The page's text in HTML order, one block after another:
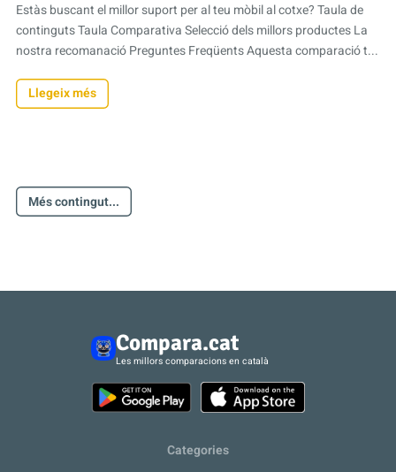
Estàs buscant el millor suport per al teu mòbil al cotxe? Taula de
continguts Taula Comparativa Selecció dels millors productes La
nostra recomanació Preguntes Freqüents Aquesta comparació t...
Llegeix més
Més contingut...
Compara.cat
Les millors comparacions en català
Categories